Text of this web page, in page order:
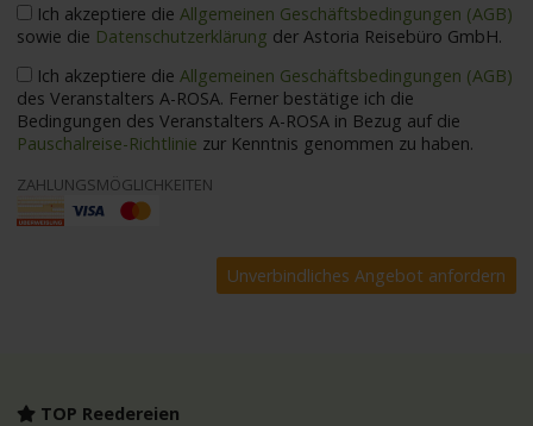
Ich akzeptiere dieAllgemeinen Geschäftsbedingungen (AGB)
sowie die Datenschutzerklärung der Astoria Reisebüro GmbH.
Ich akzeptiere dieAllgemeinen Geschäftsbedingungen (AGB)
des Veranstalters A-ROSA. Ferner bestätige ich die
Bedingungen des Veranstalters A-ROSA in Bezug auf die
Pauschalreise-Richtlinie zur Kenntnis genommen zu haben.
ZAHLUNGSMÖGLICHKEITEN
TOP Reedereien